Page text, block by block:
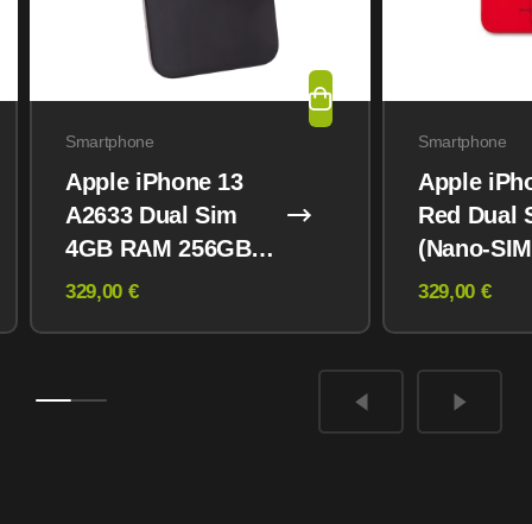
Smartphone
Apple iPhone 13
A2633 Dual Sim
4GB RAM 256GB
Midnight
329,00 €
Smartphone
Apple
Red Dual
(Nano-
eSIM)
329,00 €